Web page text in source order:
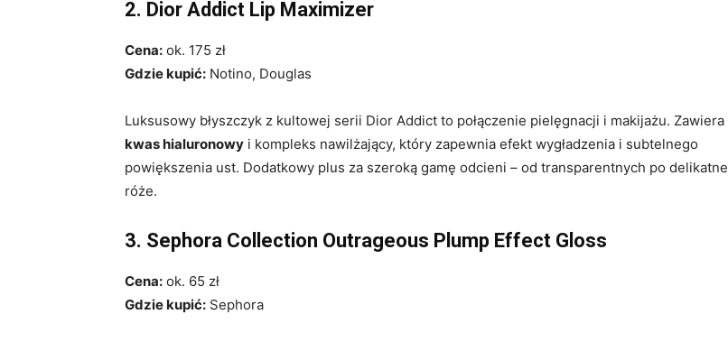
2. Dior Addict Lip Maximizer
Cena: ok. 175 zł
Gdzie kupić: Notino, Douglas
Luksusowy błyszczyk z kultowej serii Dior Addict to połączenie pielęgnacji i makijażu. Zawiera
kwas hialuronowy i kompleks nawilżający, który zapewnia efekt wygładzenia i subtelnego
powiększenia ust. Dodatkowy plus za szeroką gamę odcieni – od transparentnych po delikatne
róże.
3. Sephora Collection Outrageous Plump Effect Gloss
Cena: ok. 65 zł
Gdzie kupić: Sephora